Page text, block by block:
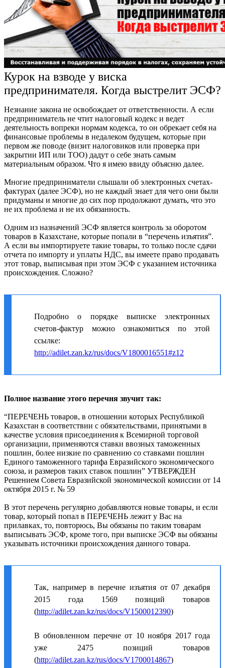
Курок на взводе у виска
предпринимателя. Когда выстрелит ЭСФ?
Незнание закона не освобождает от ответственности. А если
предприниматель не чтит налоговый кодекс и ведет
деятельность вопреки нормам кодекса, то он обрекает себя на
финансовые проблемы в недалеком будущем, которые при
первом же поводе (визит налоговиков или проверка при
закрытии ИП или ТОО) дадут о себе знать самым
материальным образом. Что я имею ввиду объясню далее.
Многие предприниматели слышали об электронных счетах-
фактурах (далее ЭСФ), но не каждый знает для чего они были
придуманы и многие до сих пор продолжают думать, что это
не их проблема и не их обязанность.
Одним из назначений ЭСФ является контроль за оборотом
товаров в Казахстане, которые попали в “перечень изъятия”.
А если вы импортируете такие товары, то только после сдачи
отчета по импорту и уплаты НДС, вы имеете право продавать
этот товар, выписывая при этом ЭСФ с указанием источника
происхождения. Сложно?
Подробно о порядке выписке электронных
счетов-фактур можно ознакомиться по этой
ссылке:
http://adilet.zan.kz/rus/docs/V1800016551#z12
Полное название этого перечня звучит так:
“ПЕРЕЧЕНЬ товаров, в отношении которых Республикой
Казахстан в соответствии с обязательствами, принятыми в
качестве условия присоединения к Всемирной торговой
организации, применяются ставки ввозных таможенных
пошлин, более низкие по сравнению со ставками пошлин
Единого таможенного тарифа Евразийского экономического
союза, и размеров таких ставок пошлин” УТВЕРЖДЕН
Решением Совета Евразийской экономической комиссии от 14
октября 2015 г. № 59
В этот перечень регулярно добавляются новые товары, и если
товар, который попал в ПЕРЕЧЕНЬ лежит у Вас на
прилавках, то, повторюсь, Вы обязаны по таким товарам
выписывать ЭСФ, кроме того, при выписке ЭСФ вы обязаны
указывать источники происхождения данного товара.
Так, например в перечне изъятия от 07 декабря
2015 года 1569 позиций товаров
(http://adilet.zan.kz/rus/docs/V1500012390)
В обновленном перечне от 10 ноября 2017 года
уже 2475 позиций товаров
(http://adilet.zan.kz/rus/docs/V1700014867)